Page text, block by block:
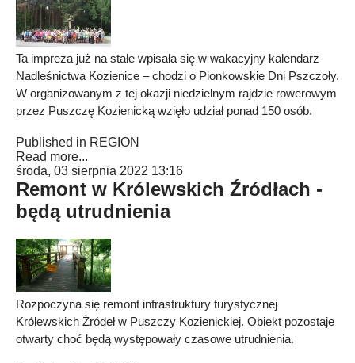
Ta impreza już na stałe wpisała się w wakacyjny kalendarz
Nadleśnictwa Kozienice – chodzi o Pionkowskie Dni Pszczoły.
W organizowanym z tej okazji niedzielnym rajdzie rowerowym
przez Puszczę Kozienicką wzięło udział ponad 150 osób.
Published in REGION
Read more...
środa, 03 sierpnia 2022 13:16
Remont w Królewskich Źródłach -
będą utrudnienia
Rozpoczyna się remont infrastruktury turystycznej
Królewskich Źródeł w Puszczy Kozienickiej. Obiekt pozostaje
otwarty choć będą występowały czasowe utrudnienia.